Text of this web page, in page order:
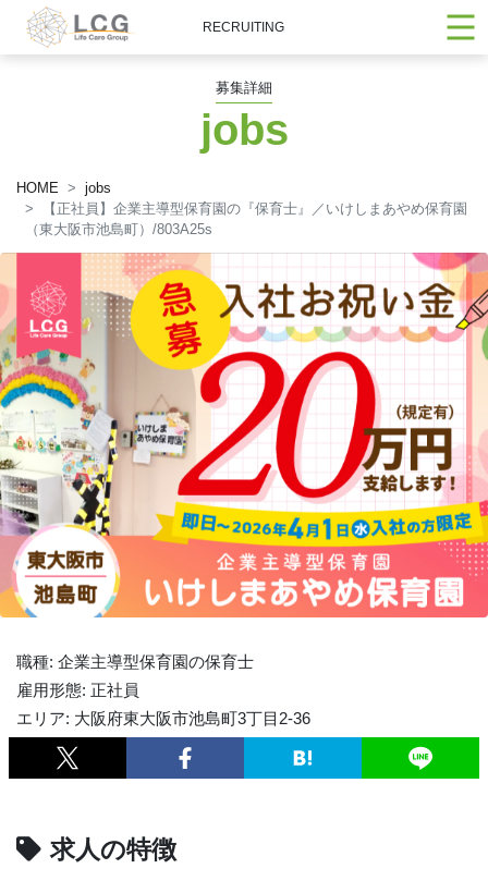
RECRUITING
募集詳細
jobs
HOME
jobs
【正社員】企業主導型保育園の『保育士』／いけしまあやめ保育園
（東大阪市池島町）/803A25s
職種: 企業主導型保育園の保育士
雇用形態: 正社員
エリア: 大阪府東大阪市池島町3丁目2-36
求人の特徴